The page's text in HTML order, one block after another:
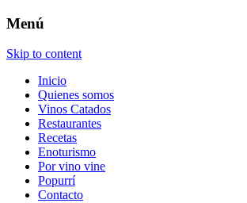
Menú
Skip to content
Inicio
Quienes somos
Vinos Catados
Restaurantes
Recetas
Enoturismo
Por vino vine
Popurrí
Contacto